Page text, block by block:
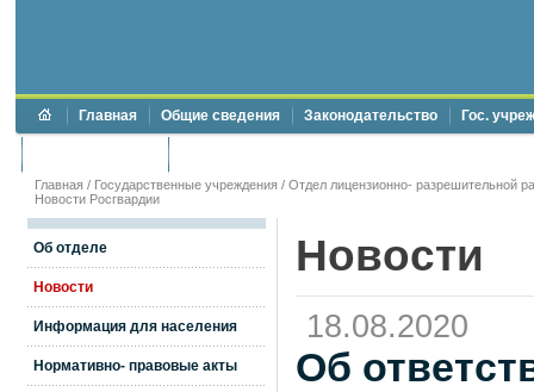
Главная Общие сведения Законодательство Гос.
Главная / Государственные учреждения / Отдел лицензионно- разрешительной
Новости Росгвардии
Об отделе
Новости
Информация для населения
Нормативно- правовые акты
Новости
18.08.2020
Об